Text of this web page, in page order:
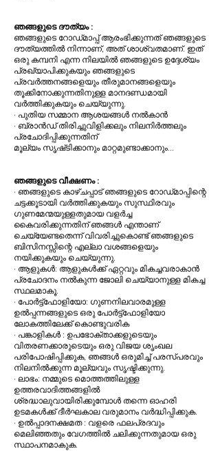
ഞങ്ങളുടെ ദൗത്യം :
ഞങ്ങളുടെ റോഡ്‌മാപ്പ് ആരംഭിക്കുന്നത് ഞങ്ങളുടെ
ദൗത്യത്തിൽ നിന്നാണ്, അത് ശാശ്വതമാണ്. ഇത്
ഒരു കമ്പനി എന്ന നിലയിൽ ഞങ്ങളുടെ ഉദ്ദേശ്യം
പ്രഖ്യാപിക്കുകയും ഞങ്ങളുടെ
പ്രവർത്തനങ്ങളെയും തീരുമാനങ്ങളെയും
തൂക്കിനോക്കുന്നതിനുള്ള മാനദണ്ഡമായി
വർത്തിക്കുകയും ചെയ്യുന്നു.
· പുതിയ സമ്മാന ആശയങ്ങൾ നൽകാൻ
· ബ്രാൻഡ് തിരിച്ചുവിളിക്കലും നിലനിർത്തലും
പ്രചോദിപ്പിക്കുന്നതിന്
മൂല്യം സൃഷ്‌ടിക്കാനും മാറ്റമുണ്ടാക്കാനും...
ഞങ്ങളുടെ വീക്ഷണം :
· ഞങ്ങളുടെ കാഴ്ചപ്പാട് ഞങ്ങളുടെ റോഡ്‌മാപ്പിന്റെ
ചട്ടക്കൂടായി വർത്തിക്കുകയും സുസ്ഥിരവും
ഗുണമേന്മയുള്ളതുമായ വളർച്ച
കൈവരിക്കുന്നതിന് ഞങ്ങൾ എന്താണ്
ചെയ്യേണ്ടതെന്ന് വിവരിച്ചുകൊണ്ട് ഞങ്ങളുടെ
ബിസിനസ്സിന്റെ എല്ലാ വശങ്ങളെയും
നയിക്കുകയും ചെയ്യുന്നു.
· ആളുകൾ: ആളുകൾക്ക് ഏറ്റവും മികച്ചവരാകാൻ
പ്രചോദനം നൽകുന്ന ജോലി ചെയ്യാനുള്ള മികച്ച
സ്ഥലമാകൂ.
· പോർട്ട്ഫോളിയോ: ഗുണനിലവാരമുള്ള
ഉൽപ്പന്നങ്ങളുടെ ഒരു പോർട്ട്ഫോളിയോ
ലോകത്തിലേക്ക് കൊണ്ടുവരിക
· പങ്കാളികൾ : ഉപഭോക്താക്കളുടെയും
വിതരണക്കാരുടെയും ഒരു വിജയ ശൃംഖല
പരിപോഷിപ്പിക്കുക, ഞങ്ങൾ ഒരുമിച്ച് പരസ്പരവും
നിലനിൽക്കുന്ന മൂല്യവും സൃഷ്ടിക്കുന്നു.
· ലാഭം: നമ്മുടെ മൊത്തത്തിലുള്ള
ഉത്തരവാദിത്തങ്ങളിൽ
ശ്രദ്ധാലുവായിരിക്കുമ്പോൾ തന്നെ ഓഹരി
ഉടമകൾക്ക് ദീർഘകാല വരുമാനം വർദ്ധിപ്പിക്കുക.
· ഉൽപ്പാദനക്ഷമത : വളരെ ഫലപ്രദവും
മെലിഞ്ഞതും വേഗത്തിൽ ചലിക്കുന്നതുമായ ഒരു
സ്ഥാപനമാകുക.